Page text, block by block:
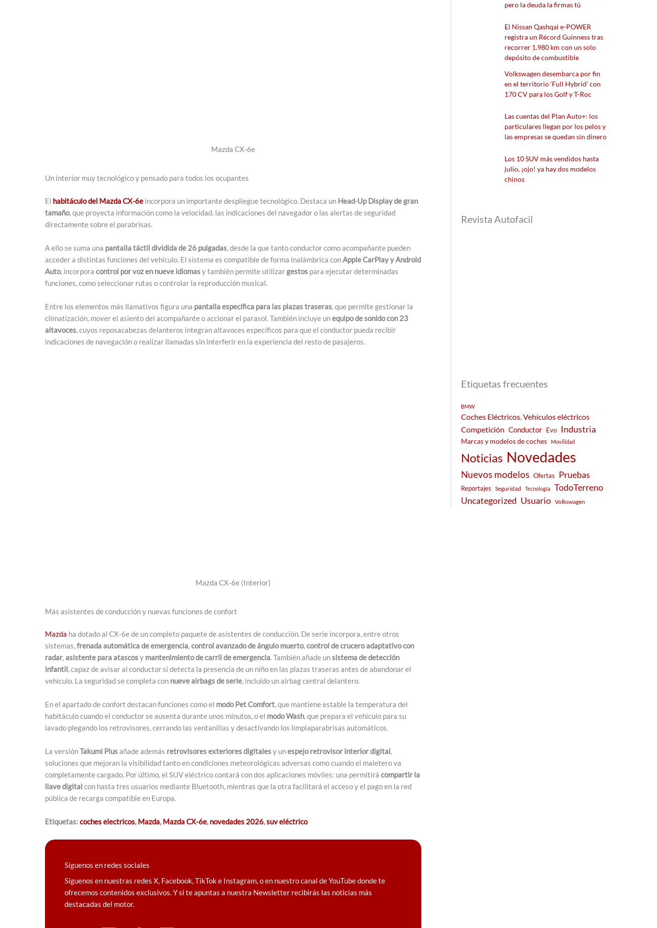
Mazda CX-6e
Un interior muy tecnológico y pensado para todos los ocupantes
El habitáculo del Mazda CX-6e incorpora un importante despliegue tecnológico. Destaca un Head-Up Display de gran
tamaño, que proyecta información como la velocidad, las indicaciones del navegador o las alertas de seguridad
directamente sobre el parabrisas.
A ello se suma una pantalla táctil dividida de 26 pulgadas , desde la que tanto conductor como acompañante pueden
acceder a distintas funciones del vehículo. El sistema es compatible de forma inalámbrica con Apple CarPlay y Android
Auto, incorpora control por voz en nueve idiomasy también permite utilizargestos para ejecutar determinadas
funciones, como seleccionar rutas o controlar la reproducción musical.
Entre los elementos más llamativos figura una pantalla específica para las plazas traseras , que permite gestionar la
climatización, mover el asiento del acompañante o accionar el parasol. También incluye unequipo de sonido con 23
altavoces , cuyos reposacabezas delanteros integran altavoces específicos para que el conductor pueda recibir
indicaciones de navegación o realizar llamadas sin interferir en la experiencia del resto de pasajeros.
Mazda CX-6e (Interior)
Más asistentes de conducción y nuevas funciones de confort
Mazda ha dotado al CX-6e de un completo paquete de asistentes de conducción. De serie incorpora, entre otros
sistemas,frenada automática de emergencia,control avanzado de ángulo muerto,control de crucero adaptativo con
radar,asistente para atascosy mantenimiento de carril de emergencia. También añade unsistema de detección
infantil, capaz de avisar al conductor si detecta la presencia de un niño en las plazas traseras antes de abandonar el
vehículo. La seguridad se completa con nueve airbags de serie, incluido un airbag central delantero.
En el apartado de confort destacan funciones como el modo Pet Comfort, que mantiene estable la temperatura del
habitáculo cuando el conductor se ausenta durante unos minutos, o el modo Wash, que prepara el vehículo para su
lavado plegando los retrovisores, cerrando las ventanillas y desactivando los limpiaparabrisas automáticos.
La versiónTakumi Plusañade además retrovisoresexteriores digitalesy unespejo retrovisor interior digital,
soluciones que mejoran la visibilidad tanto en condiciones meteorológicas adversas como cuando el maletero va
completamente cargado. Por último, el SUV eléctrico contará con dos aplicaciones móviles: una permitirá compartir la
llave digitalcon hasta tres usuarios mediante Bluetooth, mientras que la otra facilitará el acceso y el pago en la red
pública de recarga compatible en Europa.
Etiquetas:coches electricos, Mazda, Mazda CX-6e, novedades 2026,suv eléctrico
Síguenos en redes sociales
Síguenos en nuestras redes X, Facebook, TikTok e Instagram, o en nuestro canal de YouTube donde te
ofrecemos contenidos exclusivos. Y si te apuntas a nuestra Newsletter recibirás las noticias más
destacadas del motor.
pero la deuda la firmas tú
El Nissan Qashqai e-POWER
registra un Récord Guinness tras
recorrer 1.980 km con un solo
depósito de combustible
Volkswagen desembarca por fin
en el territorio ‘Full Hybrid’ con
170 CV para los Golf y T-Roc
Las cuentas del Plan Auto+: los
particulares llegan por los pelos y
las empresas se quedan sin dinero
Los 10 SUV más vendidos hasta
julio, ¡ojo! ya hay dos modelos
chinos
Revista Autofacil
Etiquetas frecuentes
BMW
Coches Eléctricos. Vehículos eléctricos
Competición Conductor Evo Industria
Marcas y modelos de coches Movilidad
Noticias Novedades
Nuevos modelos Ofertas Pruebas
Reportajes Seguridad Tecnología
TodoTerreno
Uncategorized Usuario Volkswagen